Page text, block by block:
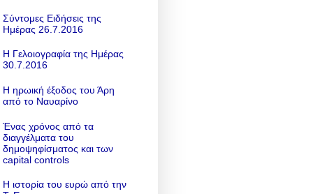
Σύντομες Ειδήσεις της
Ημέρας 26.7.2016
Η Γελοιογραφία της Ημέρας
30.7.2016
Η ηρωική έξοδος του Άρη
από το Ναυαρίνο
Ένας χρόνος από τα
διαγγέλματα του
δημοψηφίσματος και των
capital controls
Η ιστορία του ευρώ από την